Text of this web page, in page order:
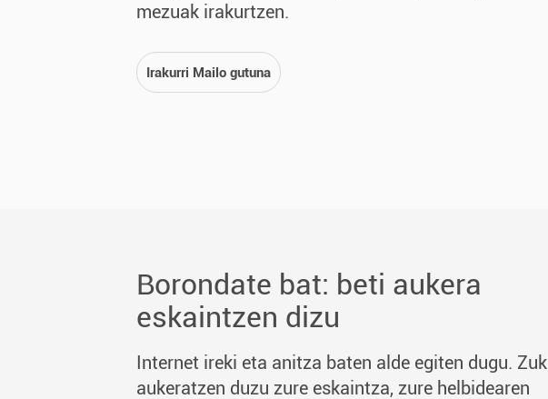
mezuak irakurtzen.
Irakurri Mailo gutuna
Borondate bat: beti aukera
eskaintzen dizu
Internet ireki eta anitza baten alde egiten dugu. Zuk
aukeratzen duzu zure eskaintza, zure helbidearen